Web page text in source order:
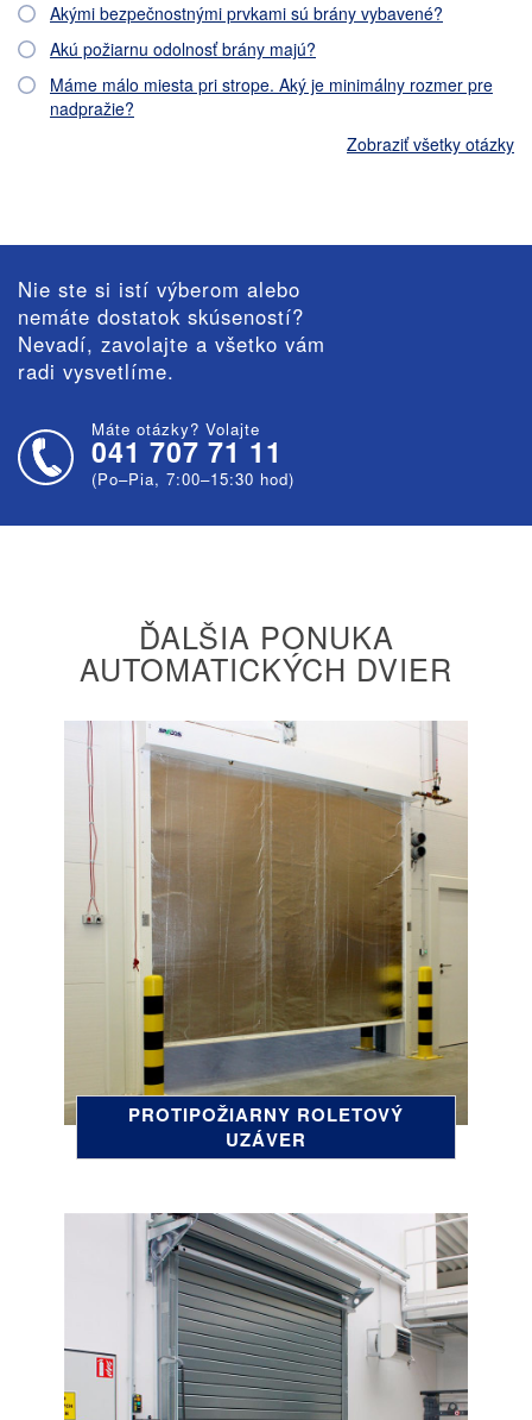
Akými bezpečnostnými prvkami sú brány vybavené?
Akú požiarnu odolnosť brány majú?
Máme málo miesta pri strope. Aký je minimálny rozmer pre
nadpražie?
Zobraziť všetky otázky
Nie ste si istí výberom alebo
nemáte dostatok skúseností?
Nevadí, zavolajte a všetko vám
radi vysvetlíme.
Máte otázky? Volajte
041 707 71 11
(Po–Pia, 7:00–15:30 hod)
ĎALŠIA PONUKA
AUTOMATICKÝCH DVIER
PROTIPOŽIARNY ROLETOVÝ
UZÁVER